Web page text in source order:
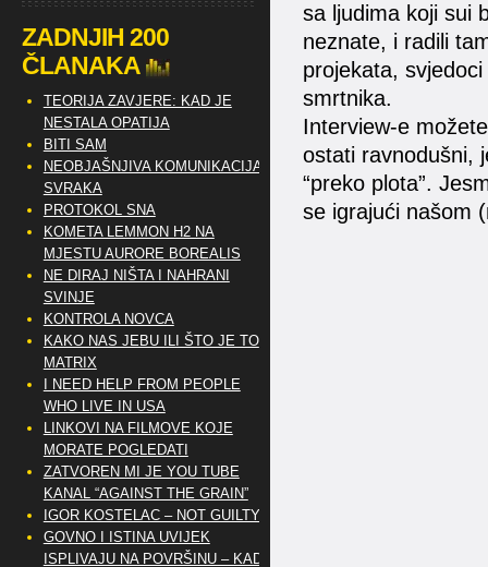
sa ljudima koji sui
neznate, i radili
projekata,
smrtnika.
Interview-e
ostati ravnodušni,
“preko plota”.
se igrajući našom
ZADNJIH 200
ČLANAKA
TEORIJA ZAVJERE: KAD JE
NESTALA OPATIJA
BITI SAM
NEOBJAŠNJIVA KOMUNIKACIJA
SVRAKA
PROTOKOL SNA
KOMETA LEMMON H2 NA
MJESTU AURORE BOREALIS
NE DIRAJ NIŠTA I NAHRANI
SVINJE
KONTROLA NOVCA
KAKO NAS JEBU ILI ŠTO JE TO
MATRIX
I NEED HELP FROM PEOPLE
WHO LIVE IN USA
LINKOVI NA FILMOVE KOJE
MORATE POGLEDATI
ZATVOREN MI JE YOU TUBE
KANAL “AGAINST THE GRAIN”
IGOR KOSTELAC – NOT GUILTY
GOVNO I ISTINA UVIJEK
ISPLIVAJU NA POVRŠINU – KAD